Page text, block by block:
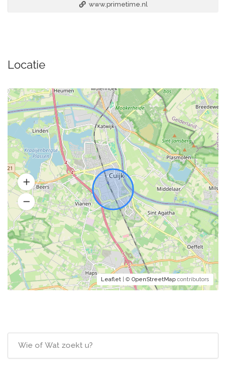
www.primetime.nl
Locatie
Leaflet | © OpenStreetMap contributors